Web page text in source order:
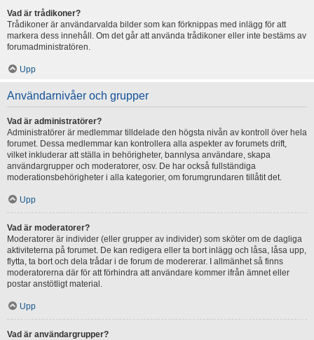
Vad är trådikoner?
Trådikoner är användarvalda bilder som kan förknippas med inlägg för att
markera dess innehåll. Om det går att använda trådikoner eller inte bestäms av
forumadministratören.
Upp
Användarnivåer och grupper
Vad är administratörer?
Administratörer är medlemmar tilldelade den högsta nivån av kontroll över hela
forumet. Dessa medlemmar kan kontrollera alla aspekter av forumets drift,
vilket inkluderar att ställa in behörigheter, bannlysa användare, skapa
användargrupper och moderatorer, osv. De har också fullständiga
moderationsbehörigheter i alla kategorier, om forumgrundaren tillåtit det.
Upp
Vad är moderatorer?
Moderatorer är individer (eller grupper av individer) som sköter om de dagliga
aktiviteterna på forumet. De kan redigera eller ta bort inlägg och låsa, låsa upp,
flytta, ta bort och dela trådar i de forum de modererar. I allmänhet så finns
moderatorerna där för att förhindra att användare kommer ifrån ämnet eller
postar anstötligt material.
Upp
Vad är användargrupper?